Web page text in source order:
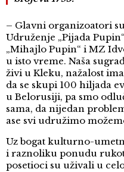
– Glavni organizoatori
Udruženje „Pijada
„Mihajlo Pupin“ i MZ
u isto vreme. Naša
živi u Kleku, nažalost
da se skupi 100 hiljada
u Belorusiji, pa smo
sama, da nijedan
ase svi udružimo
Uz bogat kulturno-
i raznoliku ponudu
posetioci su uživali u